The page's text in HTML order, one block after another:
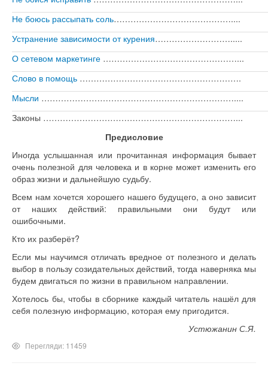
Не боюсь рассыпать соль……………………………………....
Устранение зависимости от курения……………………….....
О сетевом маркетинге …………………………………………...
Слово в помощь ………………………………………………….
Мысли ……………………………………………………………....
Законы ……………………………………………………………...
Предисловие
Иногда услышанная или прочитанная информация бывает
очень полезной для человека и в корне может изменить его
образ жизни и дальнейшую судьбу.
Всем нам хочется хорошего нашего будущего, а оно зависит
от наших действий: правильными они будут или
ошибочными.
Кто их разберёт?
Если мы научимся отличать вредное от полезного и делать
выбор в пользу созидательных действий, тогда наверняка мы
будем двигаться по жизни в правильном направлении.
Хотелось бы, чтобы в сборнике каждый читатель нашёл для
себя полезную информацию, которая ему пригодится.
Устюжанин С.Я.
Перегляди: 11459